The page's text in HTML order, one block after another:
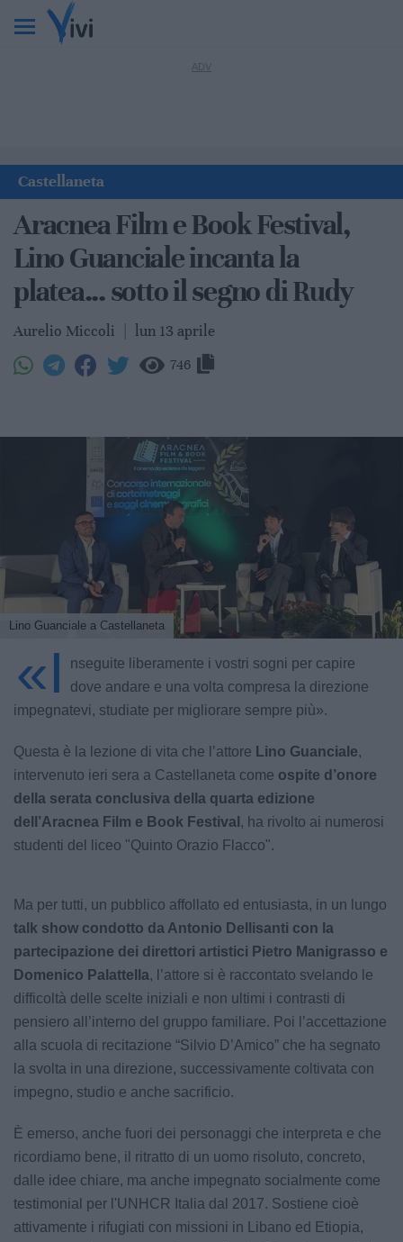
Castellaneta
Aracnea Film e Book Festival,
Lino Guanciale incanta la
platea... sotto il segno di Rudy
Aurelio Miccoli lun 13 aprile
746
Lino Guanciale a Castellaneta
«I
nseguite liberamente i vostri sogni per capire
dove andare e una volta compresa la direzione
impegnatevi, studiate per migliorare sempre più».
Questa è la lezione di vita che l’attore Lino Guanciale,
intervenuto ieri sera a Castellaneta come ospite d’onore
della serata conclusiva della quarta edizione
dell’Aracnea Film e Book Festival , ha rivolto ai numerosi
studenti del liceo "Quinto Orazio Flacco".
Ma per tutti, un pubblico affollato ed entusiasta, in un lungo
talk show condotto da Antonio Dellisanti con la
partecipazione dei direttori artistici Pietro Manigrasso e
Domenico Palattella, l’attore si è raccontato svelando le
difficoltà delle scelte iniziali e non ultimi i contrasti di
pensiero all’interno del gruppo familiare. Poi l’accettazione
alla scuola di recitazione “Silvio D’Amico” che ha segnato
la svolta in una direzione, successivamente coltivata con
impegno, studio e anche sacrificio.
È emerso, anche fuori dei personaggi che interpreta e che
ricordiamo bene, il ritratto di un uomo risoluto, concreto,
dalle idee chiare, ma anche impegnato socialmente come
testimonial per l'UNHCR Italia dal 2017. Sostiene cioè
attivamente i rifugiati con missioni in Libano ed Etiopia,